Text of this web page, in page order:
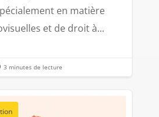
en matière
et de droit à...
3 minutes de lecture